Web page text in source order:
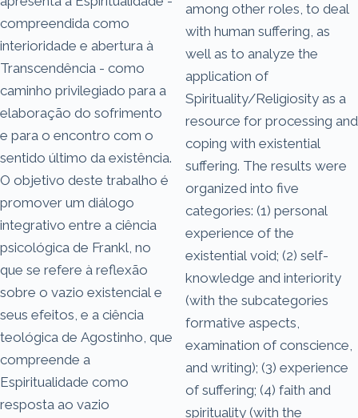
compreendida como
interioridade e abertura à
Transcendência - como
caminho privilegiado para a
elaboração do sofrimento
e para o encontro com o
sentido último da existência.
O objetivo deste trabalho é
promover um diálogo
integrativo entre a ciência
psicológica de Frankl, no
que se refere à reflexão
sobre o vazio existencial e
seus efeitos, e a ciência
teológica de Agostinho, que
compreende a
Espiritualidade como
resposta ao vazio
among other roles, to deal
with human suffering, as
well as to analyze the
application of
Spirituality/Religiosity as a
resource for processing and
coping with existential
suffering. The results were
organized into five
categories: (1) personal
experience of the
existential void; (2) self-
knowledge and interiority
(with the subcategories
formative aspects,
examination of conscience,
and writing); (3) experience
of suffering; (4) faith and
spirituality (with the